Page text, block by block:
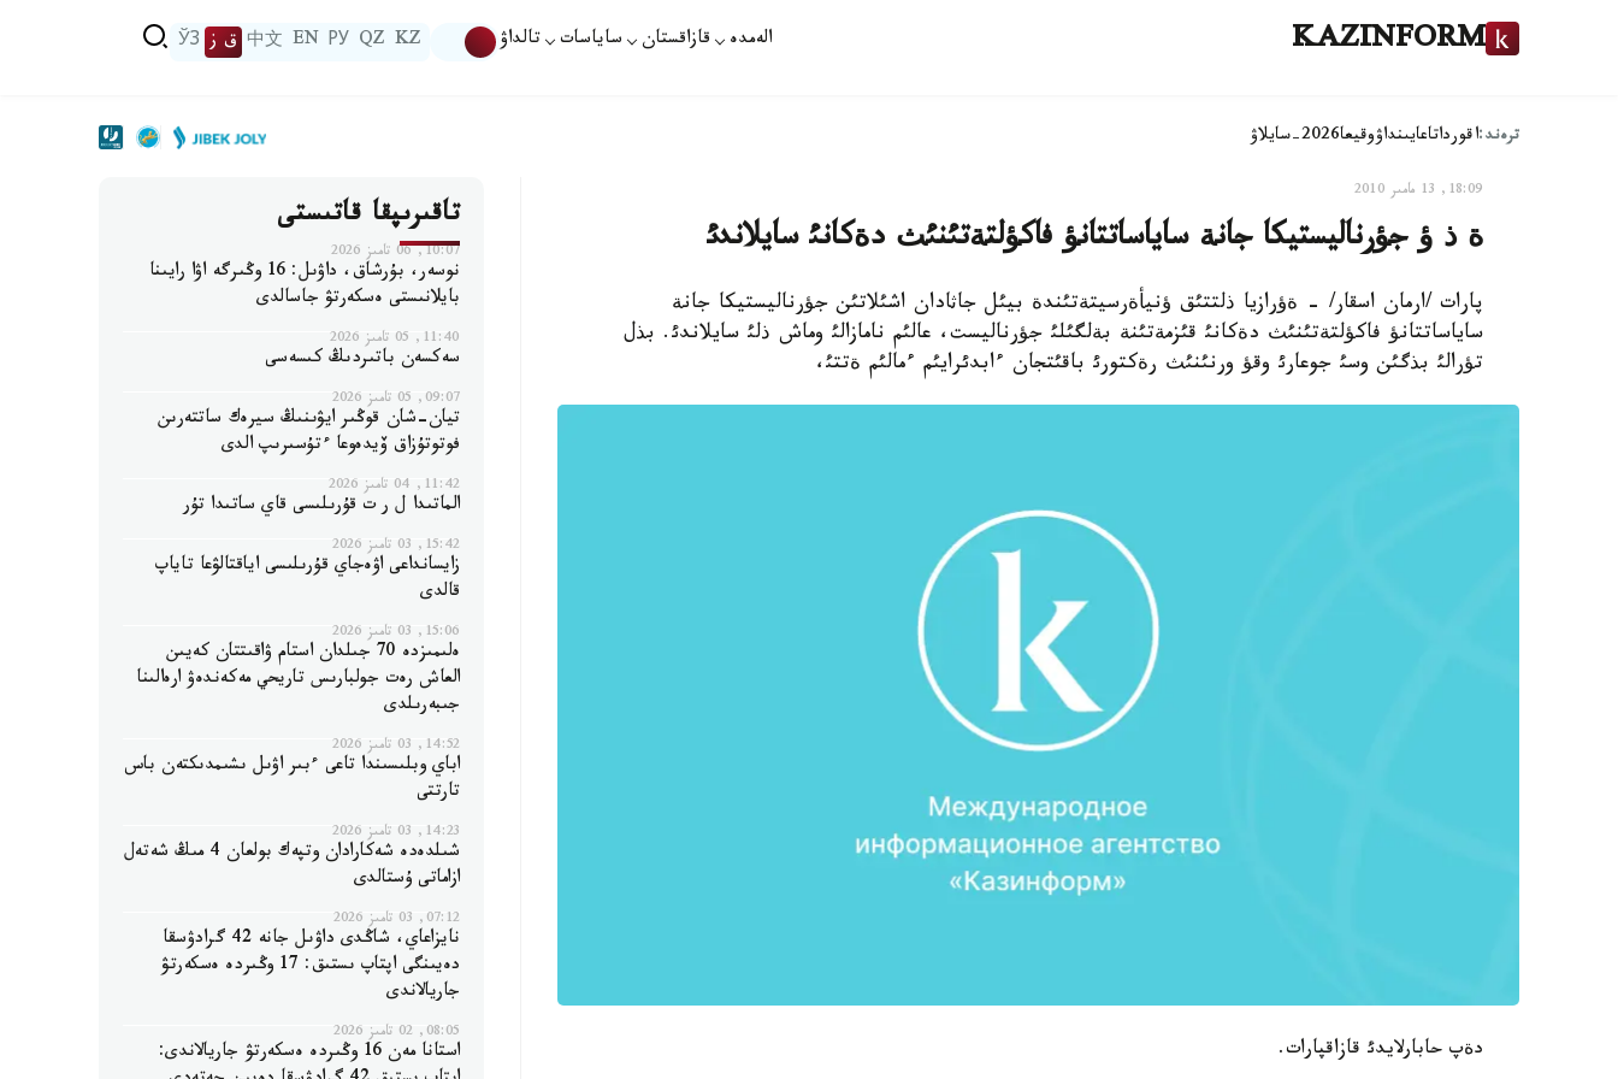
KAZINFORM الەمدە قازاقستان ساياسات تالداۋ KZ
QZ
РУ
EN
中文 ق ز ЎЗ
ترەند:اقورداتاعايىنداۋوقيعا2026-سايلاۋ
18:09, 13 مامىر 2010
ة ذ ؤ جؤرناليستيكا جانة ساياساتتانؤ فاكؤلتةتئنئث دةكانئ سايلاندئ
پارات /ارمان اسقار/ - ةؤرازيا ذلتتئق ؤنيأةرسيتةتئندة بيئل جاثادان اشئلاتئن جؤرناليستيكا جانة
ساياساتتانؤ فاكؤلتةتئنئث دةكانئ قئزمةتئنة بةلگئلئ جؤرناليست، عالئم نامازالئ وماش ذلئ سايلاندئ. بذل
تؤرالئ بذگئن وسئ جوعارئ وقؤ ورنئنئث رةكتورئ باقئتجان ءابدئرايئم ءمالئم ةتتئ،
دةپ حابارلايدئ قازاقپارات.
تاقىرىپقا قاتىستى
10:07, 06 تامىز 2026
نوسەر، بۇرشاق، داۋىل: 16 وڭىرگە اۋا رايىنا
بايلانىستى ەسكەرتۋ جاسالدى
11:40, 05 تامىز 2026
سەكسەن باتىردىڭ كىسەسى
09:07, 05 تامىز 2026
تيان-شان قوڭىر ايۋىنىڭ سيرەك ساتتەرىن
فوتوتۇزاق ۆيدەوعا ءتۇسىرىپ الدى
11:42, 04 تامىز 2026
الماتىدا ل ر ت قۇرىلىسى قاي ساتىدا تۇر
15:42, 03 تامىز 2026
زايسانداعى اۋەجاي قۇرىلىسى اياقتالۋعا تاياپ
قالدى
15:06, 03 تامىز 2026
ەلىمىزدە 70 جىلدان استام ۋاقىتتان كەيىن
العاش رەت جولبارىس تاريحي مەكەندەۋ ارەالىنا
جىبەرىلدى
14:52, 03 تامىز 2026
اباي وبلىسىندا تاعى ءبىر اۋىل ىشىمدىكتەن باس
تارتتى
14:23, 03 تامىز 2026
شىلدەدە شەكارادان وتپەك بولعان 4 مىڭ شەتەل
ازاماتى ۇستالدى
07:12, 03 تامىز 2026
نايزاعاي، شاڭدى داۋىل جانە 42 گرادۋسقا
دەيىنگى اپتاپ ىستىق: 17 وڭىردە ەسكەرتۋ
جاريالاندى
08:05, 02 تامىز 2026
استانا مەن 16 وڭىردە ەسكەرتۋ جاريالاندى: